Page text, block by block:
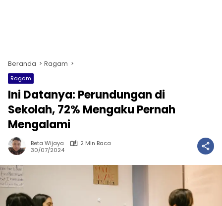
Beranda Ragam
Ragam
Ini Datanya: Perundungan di
Sekolah, 72% Mengaku Pernah
Mengalami
Beta Wijaya
2 Min Baca
30/07/2024